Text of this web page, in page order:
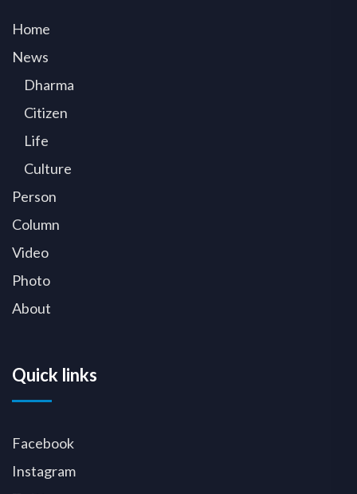
Home
News
Dharma
Citizen
Life
Culture
Person
Column
Video
Photo
About
Quick links
Facebook
Instagram